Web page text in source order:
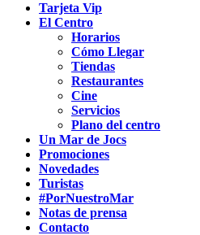
Tarjeta Vip
El Centro
Horarios
Cómo Llegar
Tiendas
Restaurantes
Cine
Servicios
Plano del centro
Un Mar de Jocs
Promociones
Novedades
Turistas
#PorNuestroMar
Notas de prensa
Contacto